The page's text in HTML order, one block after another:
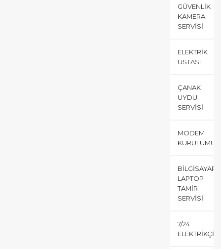
GÜVENLIK
KAMERA
SERVISI
ELEKTRIK
USTASI
ÇANAK
UYDU
SERVISI
MODEM
KURULUMU
BILGISAYAR
LAPTOP
TAMIR
SERVISI
7/24
ELEKTRIKÇI